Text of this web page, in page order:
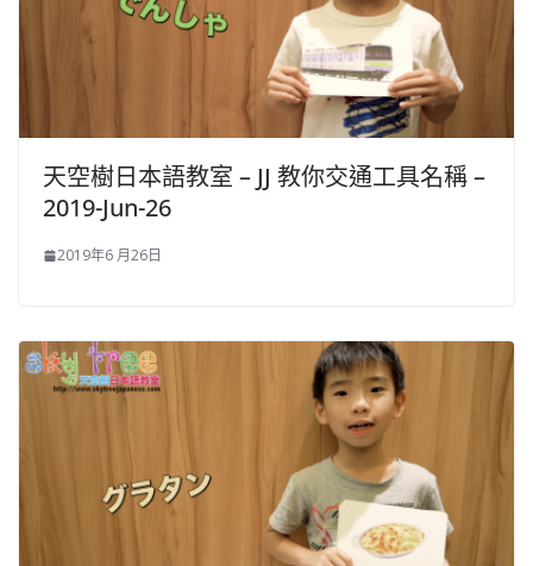
天空樹日本語教室 – JJ 教你交通工具名稱 –
2019-Jun-26
2019年6 月26日